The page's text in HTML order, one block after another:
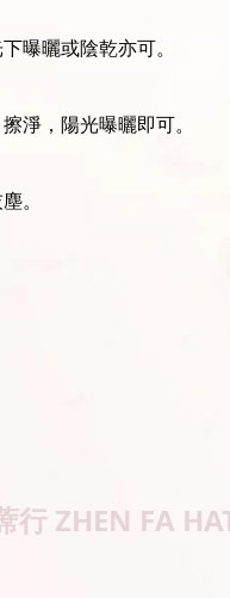
曝曬或陰乾亦可。
淨，陽光曝曬即可。
。
行 ZHEN FA